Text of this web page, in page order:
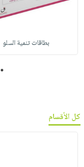
بطاقات تنمية السلو
1
كل الأقسام